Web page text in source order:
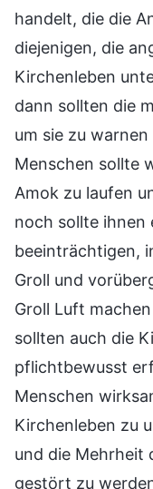
handelt, die die
diejenigen, die
Kirchenleben
dann sollten die
um sie zu
Menschen sollte
Amok zu laufen
noch sollte ihnen
beeinträchtigen,
Groll und
Groll Luft
sollten auch die
pflichtbewusst
Menschen
Kirchenleben zu
und die Mehrheit
gestört zu